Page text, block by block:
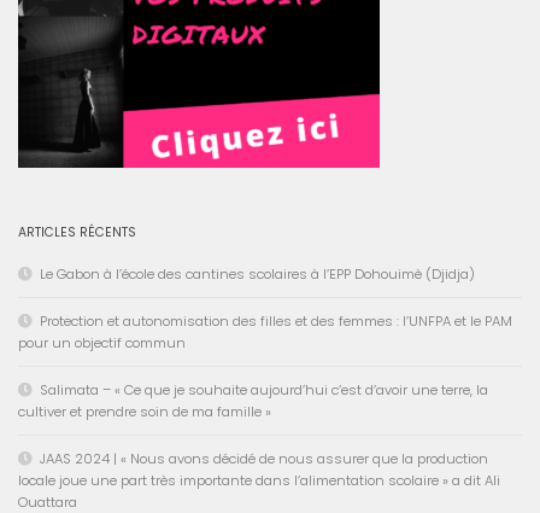
ARTICLES RÉCENTS
Le Gabon à l’école des cantines scolaires à l’EPP Dohouimè (Djidja)
Protection et autonomisation des filles et des femmes : l’UNFPA et le PAM
pour un objectif commun
Salimata – « Ce que je souhaite aujourd’hui c’est d’avoir une terre, la
cultiver et prendre soin de ma famille »
JAAS 2024 | « Nous avons décidé de nous assurer que la production
locale joue une part très importante dans l’alimentation scolaire » a dit Ali
Ouattara